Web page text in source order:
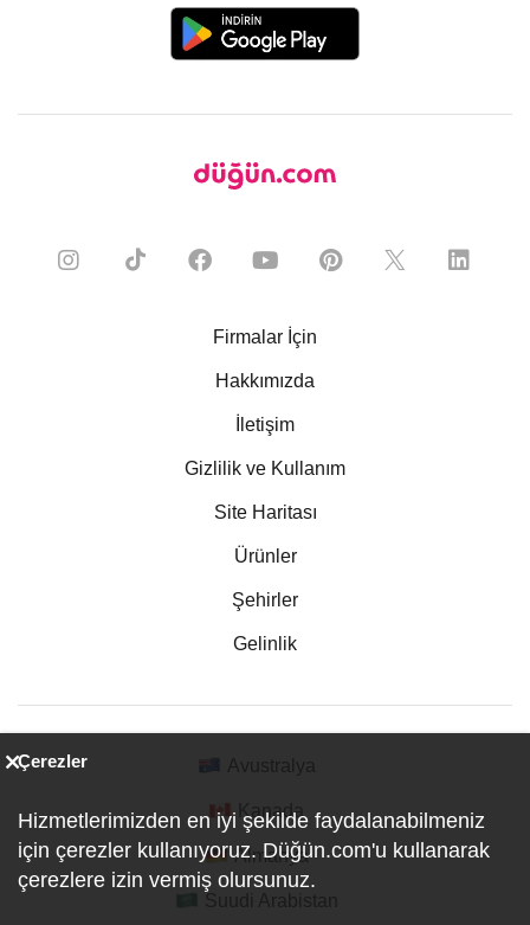
Firmalar İçin
Hakkımızda
İletişim
Gizlilik ve Kullanım
Site Haritası
Ürünler
Şehirler
Gelinlik
Kanada
Almanya
Çerezler
Hizmetlerimizden en iyi şekilde faydalanabilmeniz
için çerezler kullanıyoruz. Düğün.com'u kullanarak
çerezlere izin vermiş olursunuz.